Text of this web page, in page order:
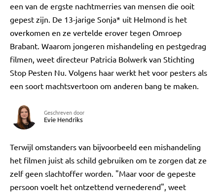
een van de ergste nachtmerries van mensen die ooit
gepest zijn. De 13-jarige Sonja* uit Helmond is het
overkomen en ze vertelde erover tegen Omroep
Brabant. Waarom jongeren mishandeling en pestgedrag
filmen, weet directeur Patricia Bolwerk van Stichting
Stop Pesten Nu. Volgens haar werkt het voor pesters als
een soort machtsvertoon om anderen bang te maken.
Geschreven door
Evie Hendriks
Terwijl omstanders van bijvoorbeeld een mishandeling
het filmen juist als schild gebruiken om te zorgen dat ze
zelf geen slachtoffer worden. "Maar voor de gepeste
persoon voelt het ontzettend vernederend", weet